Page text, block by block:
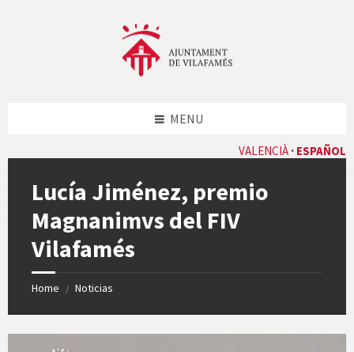
VALENCIÀ ESPAÑOL
MENU
Lucía Jiménez, premio
Magnanimvs del FIV
Vilafamés
Home / Noticias